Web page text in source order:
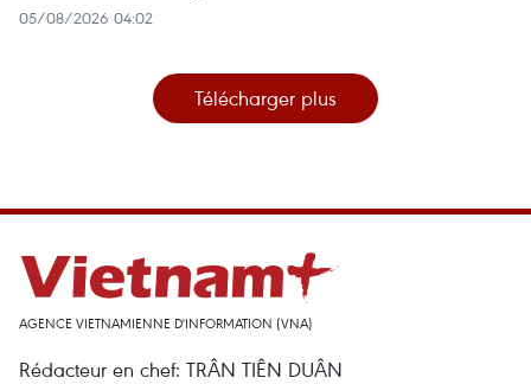
05/08/2026 04:02
Télécharger plus
AGENCE VIETNAMIENNE D'INFORMATION (VNA)
Rédacteur en chef: TRÂN TIÊN DUÂN